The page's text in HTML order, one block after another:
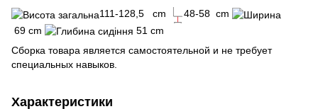
111-128,5 cm
48-58 cm
69 cm
51 cm
Сборка товара является самостоятельной и не требует
специальных навыков.
Характеристики